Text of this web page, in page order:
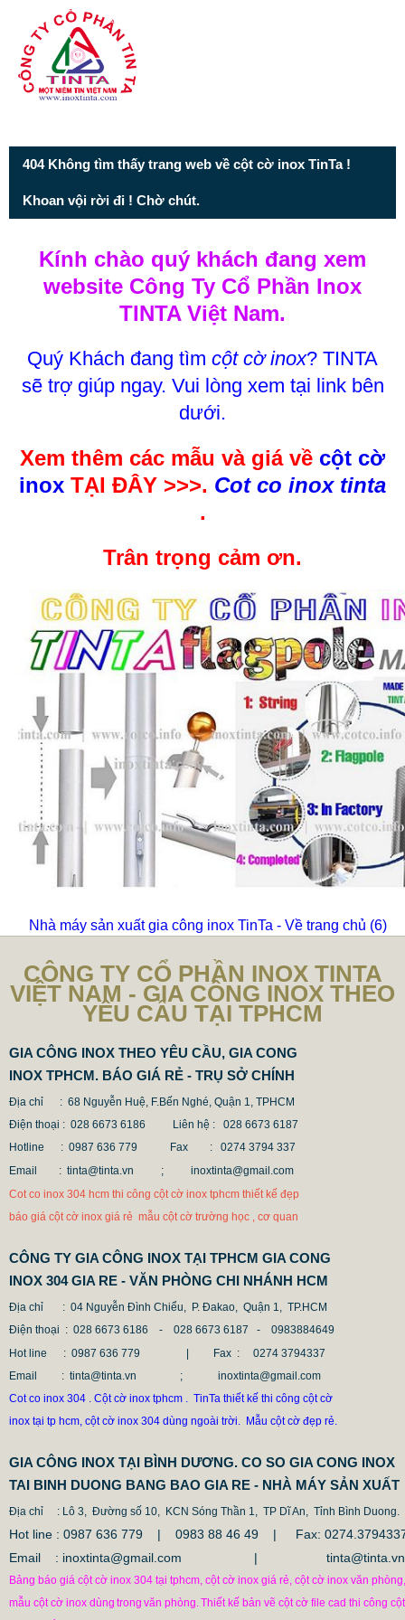
Từ mục này trở xuống là mã nguồn Zalo
404 Không tìm thấy trang web về cột cờ inox TinTa !
Khoan vội rời đi ! Chờ chút.
Kính chào quý khách đang xem
website Công Ty Cổ Phần Inox
TINTA Việt Nam.
Quý Khách đang tìm cột cờ inox? TINTA
sẽ trợ giúp ngay. Vui lòng xem tại link bên
dưới.
Xem thêm các mẫu và giá về cột cờ
inox TẠI ĐÂY >>>. Cot co inox tinta
.
Trân trọng cảm ơn.
Nhà máy sản xuất gia công inox TinTa - Về trang chủ (6)
CÔNG TY CỔ PHẦN INOX TINTA
VIỆT NAM - GIA CÔNG INOX THEO
YÊU CẦU TẠI TPHCM
GIA CÔNG INOX THEO YÊU CẦU, GIA CONG
INOX TPHCM. BÁO GIÁ RẺ - TRỤ SỞ CHÍNH
Địa chỉ : 68 Nguyễn Huệ, F.Bến Nghé, Quận 1, TPHCM
Điện thoại : 028 6673 6186
Liên hệ : 028 6673 6187
Hotline : 0987 636 779 Fax
: 0274 3794 337
Email : tinta@tinta.vn ;
inoxtinta@gmail.com
Cot co inox 304 hcm thi công cột cờ inox tphcm thiết kế đẹp
báo giá cột cờ inox giá rẻ mẫu cột cờ trường học , cơ quan
CÔNG TY GIA CÔNG INOX TẠI TPHCM GIA CONG
INOX 304 GIA RE - VĂN PHÒNG CHI NHÁNH HCM
Địa chỉ
: 04 Nguyễn Đình Chiểu, P. Đakao, Quận 1, TP.HCM
Điện thoại : 028 6673 6186 - 028 6673 6187 -
0983884649
Hot line
: 0987 636 779 | Fax :
0274 3794337
Email
: tinta@tinta.vn ; inoxtinta@gmail.com
Cot co inox 304 . Cột cờ inox tphcm . TinTa thiết kế thi công cột cờ
inox tại tp hcm, cột cờ inox 304 dùng ngoài trời. Mẫu cột cờ đẹp rẻ.
GIA CÔNG INOX TẠI BÌNH DƯƠNG. CO SO GIA CONG INOX
TAI BINH DUONG BANG BAO GIA RE - NHÀ MÁY SẢN XUẤT
Địa chỉ : Lô 3, Đường số 10, KCN Sóng Thần 1, TP Dĩ An, Tỉnh Bình Duong.
Hot line : 0987 636 779 | 0983 88 46 49 |
Fax:
Email : inoxtinta@gmail.com | tinta@tinta.vn
Bảng báo giá cột cờ inox 304 tại tphcm, cột cờ inox giá rẻ, cột cờ inox văn phòng,
mẫu cột cờ inox dùng trong văn phòng.Thiết kế bản vẽ cột cờ file cad thi công cột